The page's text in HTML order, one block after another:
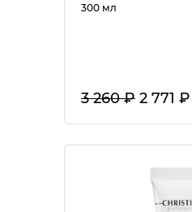
300 мл
3 260 ₽ 2 771 ₽